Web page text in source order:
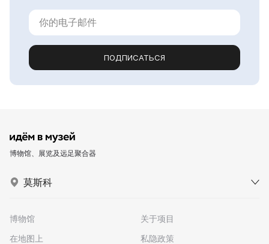
ПОДПИСАТЬСЯ
博物馆、展览及远足聚合器
莫斯科
博物馆
在地图上
关于项目
私隐政策